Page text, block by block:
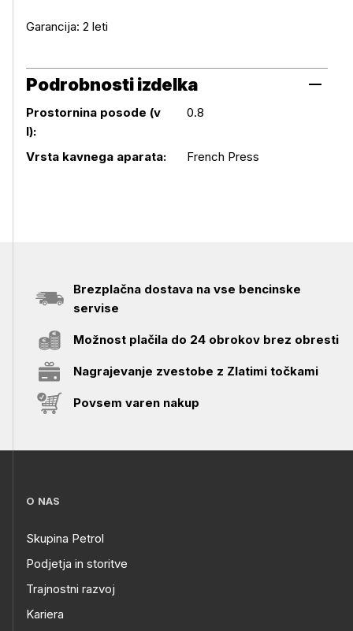
Garancija: 2 leti
Podrobnosti izdelka
Podrobnosti izdelka
Prostornina posode (v
l):
0.8
Vrsta kavnega aparata: French Press
Brezplačna dostava na vse bencinske
servise
Možnost plačila do 24 obrokov brez obresti
Nagrajevanje zvestobe z Zlatimi točkami
Povsem varen nakup
O NAS
Skupina Petrol
Podjetja in storitve
Trajnostni razvoj
Kariera